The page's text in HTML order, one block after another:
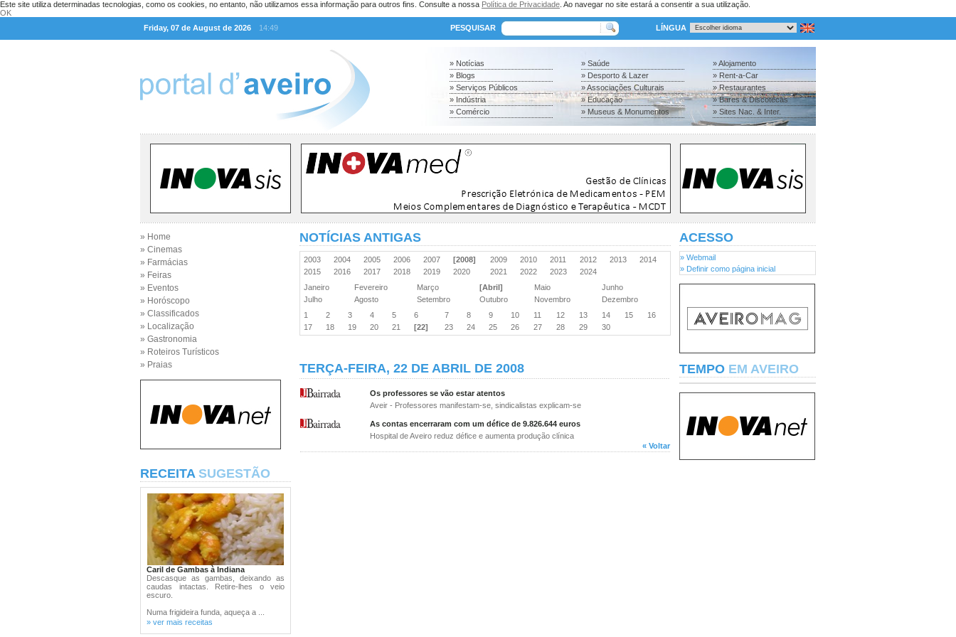
Este site utiliza determinadas tecnologias, como os cookies, no entanto, não utilizamos essa informação para outros fins. Consulte a nossa Política de Privacidade . Ao navegar no site estará a consentir a sua utilização.
OK
Friday, 07 de August de 2026
14:49 PESQUISAR LÍNGUA
» Notícias
» Blogs
» Serviços Públicos
» Indústria
» Comércio
» Saúde
» Desporto & Lazer
» Associações Culturais
» Educação
» Museus & Monumentos
» Alojamento
» Rent-a-Car
» Restaurantes
» Bares & Discotecas
» Sites Nac. & Inter.
» Home
» Cinemas
» Farmácias
» Feiras
» Eventos
» Horóscopo
» Classificados
» Localização
» Gastronomia
» Roteiros Turísticos
» Praias
RECEITA SUGESTÃO
Caril de Gambas à Indiana
Descasque as gambas, deixando as
caudas intactas. Retire-lhes o veio
escuro.
Numa frigideira funda, aqueça a ...
» ver mais receitas
NOTÍCIAS ANTIGAS
2003 2004 2005 2006 2007 [2008] 2009 2010 2011 2012 2013
2014
2015
2016 2017 2018 2019 2020 2021 2022 2023
2024
Janeiro
Fevereiro Março [Abril] Maio
Junho
Julho
Agosto Setembro Outubro Novembro
Dezembro
1
2 3 4 5 6 7 8 9 10 11 12 13 14 15
16
17
18 19 20 21 [22] 23 24 25 26 27 28 29 30
TERÇA-FEIRA, 22 DE ABRIL DE 2008
Os professores se vão estar atentos
Aveir - Professores manifestam-se, sindicalistas explicam-se
As contas encerraram com um défice de 9.826.644 euros
Hospital de Aveiro reduz défice e aumenta produção clínica
« Voltar
ACESSO
» Webmail
» Definir como página inicial
TEMPO EM AVEIRO